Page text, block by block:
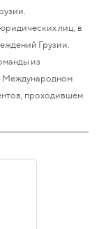
лиц, в
Грузии.
из
Международном
проходившем